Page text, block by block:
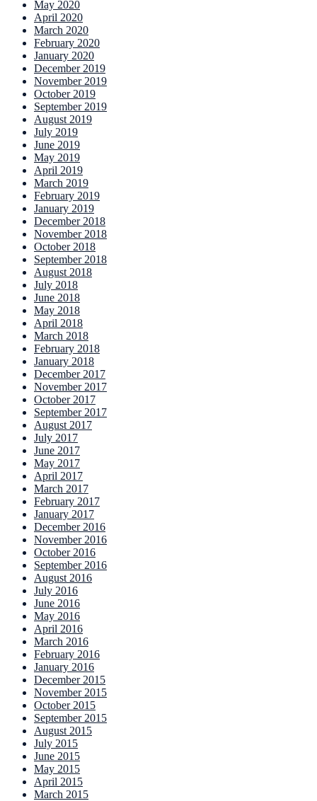
May 2020
April 2020
March 2020
February 2020
January 2020
December 2019
November 2019
October 2019
September 2019
August 2019
July 2019
June 2019
May 2019
April 2019
March 2019
February 2019
January 2019
December 2018
November 2018
October 2018
September 2018
August 2018
July 2018
June 2018
May 2018
April 2018
March 2018
February 2018
January 2018
December 2017
November 2017
October 2017
September 2017
August 2017
July 2017
June 2017
May 2017
April 2017
March 2017
February 2017
January 2017
December 2016
November 2016
October 2016
September 2016
August 2016
July 2016
June 2016
May 2016
April 2016
March 2016
February 2016
January 2016
December 2015
November 2015
October 2015
September 2015
August 2015
July 2015
June 2015
May 2015
April 2015
March 2015